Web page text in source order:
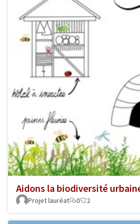
Aidons la biodiversité
Projet lauréat 0 2